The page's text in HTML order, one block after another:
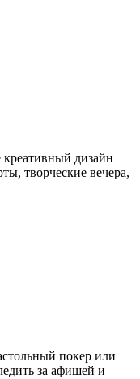
креативный дизайн
творческие вечера,
покер или
за афишей и